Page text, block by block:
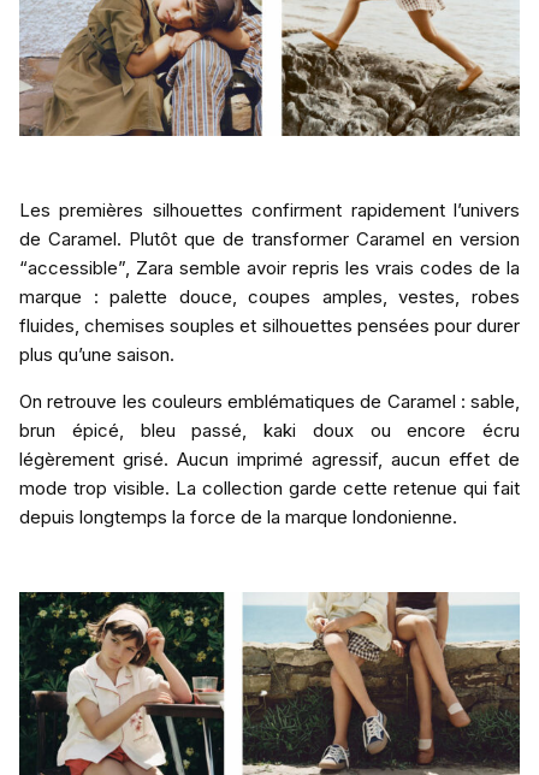
Les premières silhouettes confirment rapidement l’univers
de Caramel. Plutôt que de transformer Caramel en version
“accessible”, Zara semble avoir repris les vrais codes de la
marque : palette douce, coupes amples, vestes, robes
fluides, chemises souples et silhouettes pensées pour durer
plus qu’une saison.
On retrouve les couleurs emblématiques de Caramel : sable,
brun épicé, bleu passé, kaki doux ou encore écru
légèrement grisé. Aucun imprimé agressif, aucun effet de
mode trop visible. La collection garde cette retenue qui fait
depuis longtemps la force de la marque londonienne.